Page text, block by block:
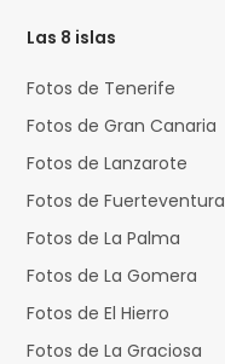
Las 8 islas
Fotos de Tenerife
Fotos de Gran Canaria
Fotos de Lanzarote
Fotos de Fuerteventura
Fotos de La Palma
Fotos de La Gomera
Fotos de El Hierro
Fotos de La Graciosa